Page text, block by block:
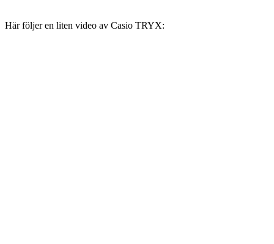
Här följer en liten video av Casio TRYX: